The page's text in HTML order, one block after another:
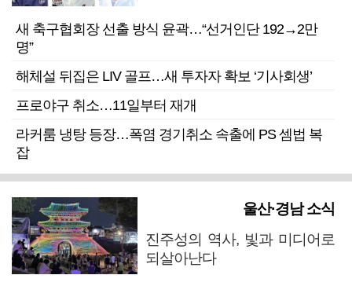
새 축구협회장 선출 방식 윤곽…“선거인단 192→2만
명”
해체설 뒤집은 LIV 골프…새 투자자 확보 ‘기사회생’
프로야구 취소…11일부터 재개
라커룸 냉탕 등장…폭염 경기취소 속출에 PS 셈법 복
잡
울산·경남 소식
진주성의 역사, 빛과 미디어로
되살아난다